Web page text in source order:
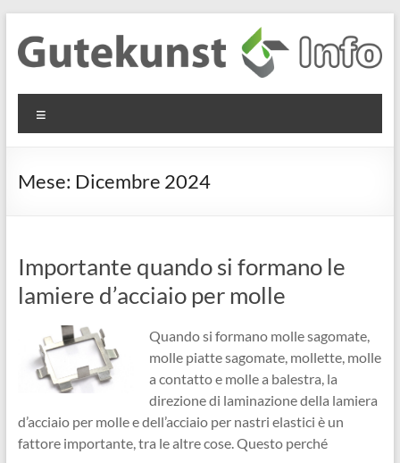
contenuto
Gutekunst
Formfedern
GmbH
Informationen
Flachmaterial
Mese: Dicembre 2024
Importante quando si formano le
lamiere d’acciaio per molle
Quando si formano molle sagomate,
molle piatte sagomate, mollette, molle
a contatto e molle a balestra, la
direzione di laminazione della lamiera
d’acciaio per molle e dell’acciaio per nastri elastici è un
fattore importante, tra le altre cose. Questo perché